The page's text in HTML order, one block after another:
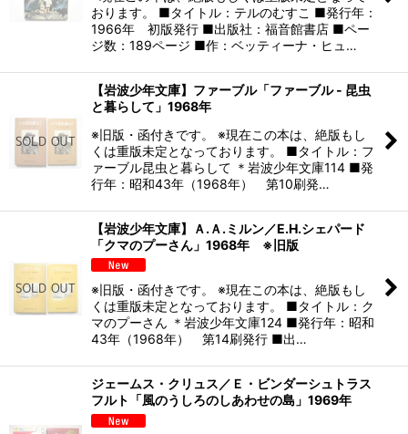
おります。 ■タイトル：テルのむすこ ■発行年：
1966年 初版発行 ■出版社：福音館書店 ■ペー
ジ数：189ページ ■作：ベッティーナ・ヒュ…
【岩波少年文庫】ファーブル「ファーブル - 昆虫
と暮らして」1968年
※旧版・函付きです。 ※現在この本は、絶版もし
くは重版未定となっております。 ■タイトル：フ
ァーブル昆虫と暮らして ＊岩波少年文庫114 ■発
行年：昭和43年（1968年） 第10刷発…
【岩波少年文庫】Ａ.Ａ.ミルン／E.H.シェパード
「クマのプーさん」1968年 ※旧版
※旧版・函付きです。 ※現在この本は、絶版もし
くは重版未定となっております。 ■タイトル：ク
マのプーさん ＊岩波少年文庫124 ■発行年：昭和
43年（1968年） 第14刷発行 ■出…
ジェームス・クリュス／Ｅ・ビンダーシュトラス
フルト「風のうしろのしあわせの島」1969年